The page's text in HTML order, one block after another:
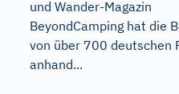
und Wander-Magazin
BeyondCamping hat die
von über 700 deutschen
anhand...